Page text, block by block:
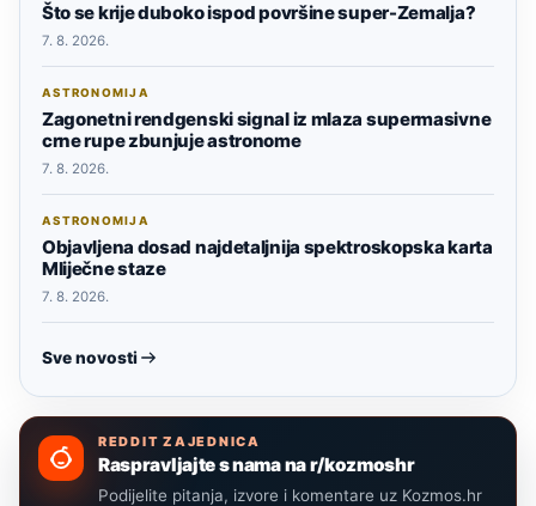
Što se krije duboko ispod površine super-Zemalja?
7. 8. 2026.
ASTRONOMIJA
Zagonetni rendgenski signal iz mlaza supermasivne
crne rupe zbunjuje astronome
7. 8. 2026.
ASTRONOMIJA
Objavljena dosad najdetaljnija spektroskopska karta
Mliječne staze
7. 8. 2026.
Sve novosti
REDDIT ZAJEDNICA
Raspravljajte s nama na r/kozmoshr
Podijelite pitanja, izvore i komentare uz Kozmos.hr